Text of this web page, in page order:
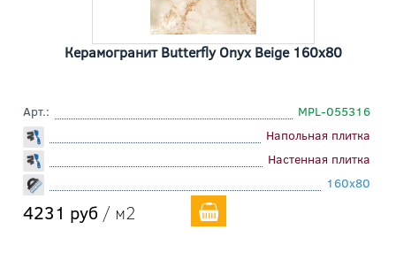
Керамогранит Butterfly Onyx Beige 160x80
Арт.:
MPL-055316
Напольная плитка
Настенная плитка
160x80
4231 руб / м2